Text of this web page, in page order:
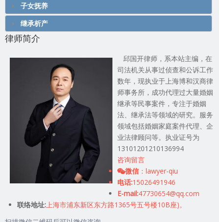
子女抚养
继承析产
律师简介
邱国开律师，系本站主编，在
司法机关从事过侦查和公诉工作
数年，现执业于上海博和汉商律
师事务所，成功代理过大量婚姻
继承等民事案件，专注于婚姻
法、继承法等领域的研究。服务
领域包括婚姻家庭案件代理、企
业法律顾问等。执业证号为
13101201210136994
咨询留言
微信 ：lawyer-qiu
电话:15026491946
E-mail:47730654@qq.com
联络地址:上海市浦东新区东方路1365号五号楼10B座)。